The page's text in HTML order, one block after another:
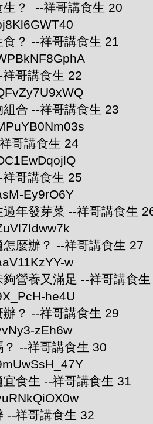
生？ --祥哥講食生 20
？ --祥哥講食生 21
哥講食生 22
合 --祥哥講食生 23
哥講食生 24
哥講食生 25
Ey9rO6Y
年發芽菜 --祥哥講食生
麼辦？ --祥哥講食生 27
w
營養又滿足 --祥哥講食
he4U
？ --祥哥講食生 29
zEh6w
--祥哥講食生 30
食生 --祥哥講食生 31
--祥哥講食生 32